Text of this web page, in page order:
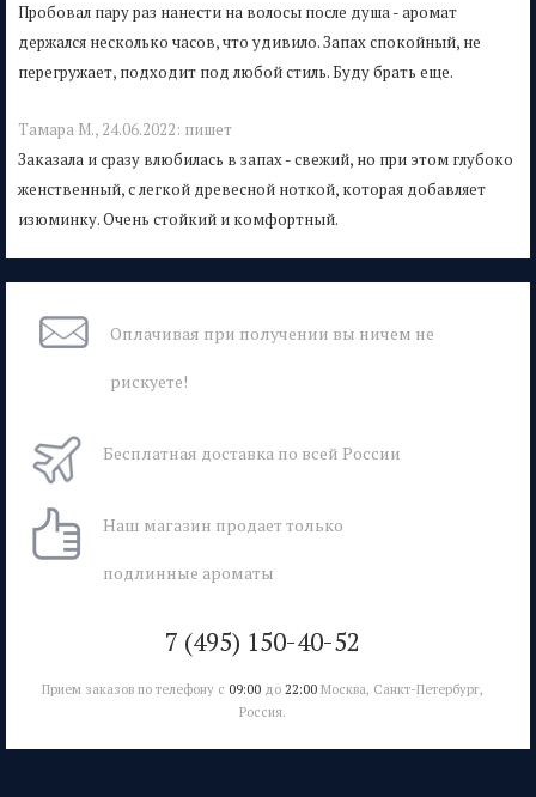
Пробовал пару раз нанести на волосы после душа - аромат
держался несколько часов, что удивило. Запах спокойный, не
перегружает, подходит под любой стиль. Буду брать еще.
Тамара М., 24.06.2022: пишет
Заказала и сразу влюбилась в запах - свежий, но при этом глубоко
женственный, с легкой древесной ноткой, которая добавляет
изюминку. Очень стойкий и комфортный.
Оплачивая при получении вы ничем не
рискуете!
Бесплатная доставка по всей России
Наш магазин продает только
подлинные ароматы
7 (495) 150-40-52
Прием заказов по телефону с 09:00до 22:00Москва, Санкт-Петербург,
Россия.